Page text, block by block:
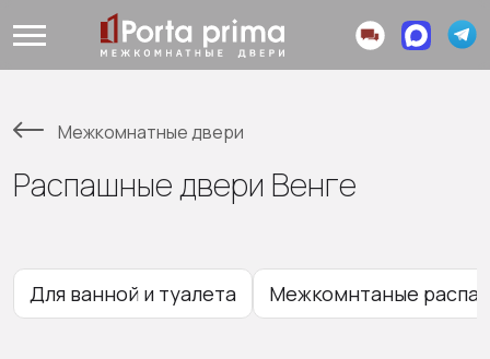
Межкомнатные двери
Распашные двери Венге
Для ванной и туалета Межкомнтаные